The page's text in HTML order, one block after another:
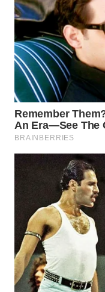
WN
PRIANGAN
TIMUR
WN
SEMARANG
WN
SOLO
WN
BOROBUDUR
WN
MADURA
WN
SURABAYA